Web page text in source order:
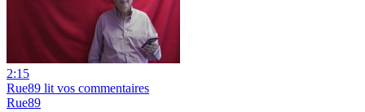
2:15
Rue89 lit vos commentaires
Rue89